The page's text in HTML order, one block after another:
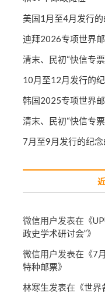
美国1月至4月发行
迪拜2026专项世界
清末、民初“快信专
10月至12月发行的
韩国2025专项世界
清末、民初“快信专
7月至9月发行的纪
微信用户 发表在《
政史学术研讨会”》
微信用户 发表在《7
特种邮票》
林寒生发表在《世界